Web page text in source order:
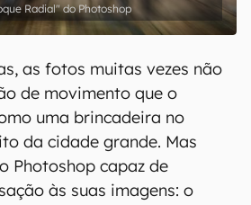
Radial" do Photoshop
as fotos muitas vezes não
de movimento que o
uma brincadeira no
da cidade grande. Mas
Photoshop capaz de
às suas imagens: o